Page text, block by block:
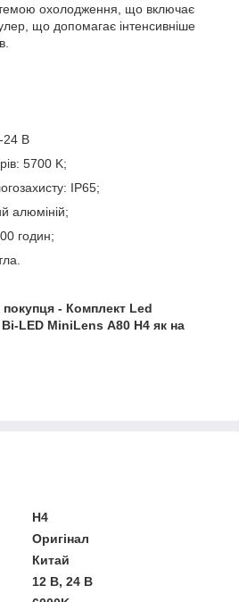
охолодження, що включає
що допомагає інтенсивніше
24 В
5700 K;
IP65;
алюміній;
годин;
- Комплект Led
Bi-LED MiniLens А80 H4 як на
H4
Оригінал
Китай
12 В, 24 В